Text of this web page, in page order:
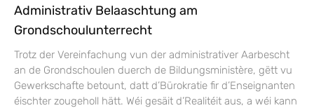
Administrativ Belaaschtung am
Grondschoulunterrecht
Trotz der Vereinfachung vun der administrativer Aarbescht
an de Grondschoulen duerch de Bildungsministère, gëtt vu
Gewerkschafte betount, datt d’Bürokratie fir d’Enseignanten
éischter zougeholl hätt. Wéi gesäit d’Realitéit aus, a wéi kann